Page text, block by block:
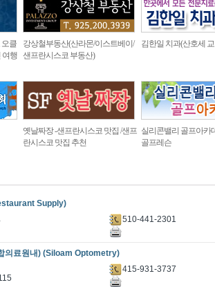
오클
여행
강상철부동산(산라몬/이스트베이/
샌프란시스코 부동산)
김한일 치과(산호세
옛날짜장 -샌프란시스코 맛집 /샌프
란시스코 맛집 추천
실리콘밸리 골프아카
골프레슨
Supply)
510-441-2301
의료원내) (Siloam Optometry)
415-931-3737